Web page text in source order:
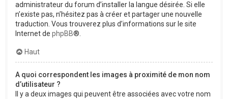
administrateur du forum d’installer la langue désirée. Si elle
n’existe pas, n’hésitez pas à créer et partager une nouvelle
traduction. Vous trouverez plus d’informations sur le site
Internet de phpBB®.
Haut
A quoi correspondent les images à proximité de mon nom
d’utilisateur ?
Il y a deux images qui peuvent être associées avec votre nom